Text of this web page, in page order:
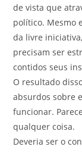
de vista que
político. Mesmo
da livre
precisam ser
contidos seus
O resultado
absurdos sobre
funcionar.
qualquer coisa.
Deveria ser o